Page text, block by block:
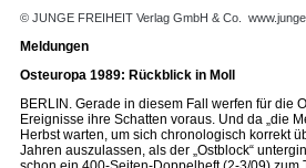
© JUNGE FREIHEIT Verlag GmbH & Co.
Meldungen
Osteuropa 1989: Rückblick in Moll
BERLIN. Gerade in diesem Fall werfen für die
Ereignisse ihre Schatten voraus. Und da „die
Herbst warten, um sich chronologisch korrekt
Jahren auszulassen, als der „Ostblock“